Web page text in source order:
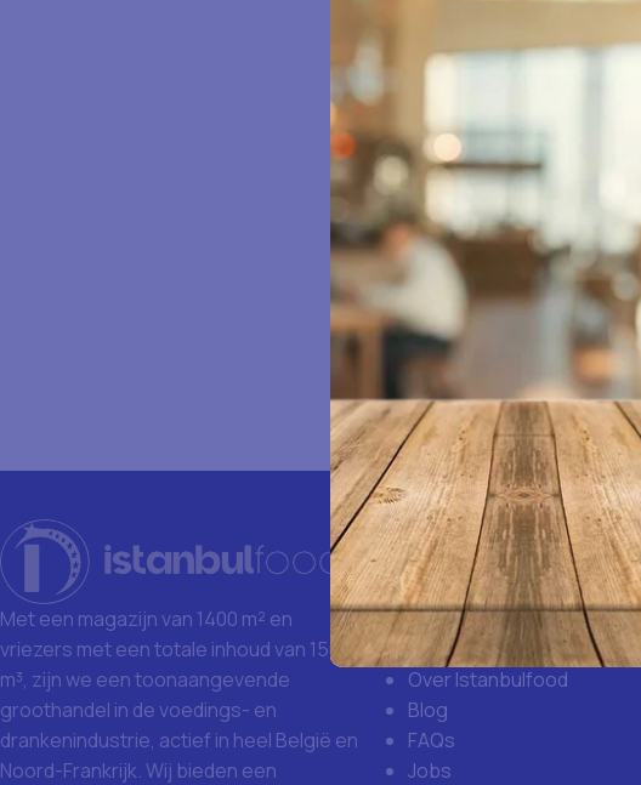
Met een magazijn van 1400 m² en
vriezers met een totale inhoud van 1500
m³, zijn we een toonaangevende
groothandel in de voedings- en
drankenindustrie, actief in heel België en
Noord-Frankrijk. Wij bieden een
Istanbulfood
Waarom Istanbulfood?
Grote aankoop
Missie en visie
Over Istanbulfood
Blog
FAQs
Jobs